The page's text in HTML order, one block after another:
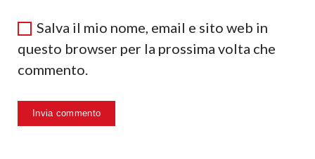
Salva il mio nome, email e sito web in
questo browser per la prossima volta che
commento.